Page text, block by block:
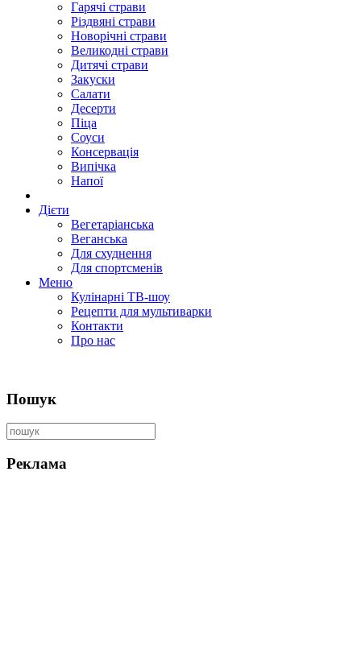
Гарячі страви
Різдвяні страви
Новорічні страви
Великодні страви
Дитячі страви
Закуски
Салати
Десерти
Піца
Соуси
Консервація
Випічка
Напої
Дієти
Вегетаріанська
Веганська
Для схуднення
Для спортсменів
Меню
Кулінарні ТВ-шоу
Рецепти для мультиварки
Контакти
Про нас
Пошук
Реклама